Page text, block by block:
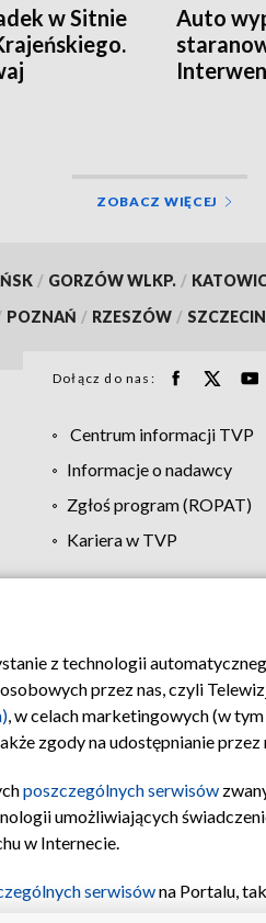
w Sitnie
Auto
ZOBACZ WIĘCEJ
/ GORZÓW WLKP. /
POZNAŃ / RZESZÓW / SZCZECIN
Dołącz do nas:
Centrum informacji TVP
Informacje o nadawcy
Zgłoś program (ROPAT)
Kariera w TVP
Moje zgody
z technologii
przez nas, czyli
, w celach marketingowych (w
zgody na udostępnianie
poszczególnych serwisów
umożliwiających
w Internecie.
serwisówna Portalu,